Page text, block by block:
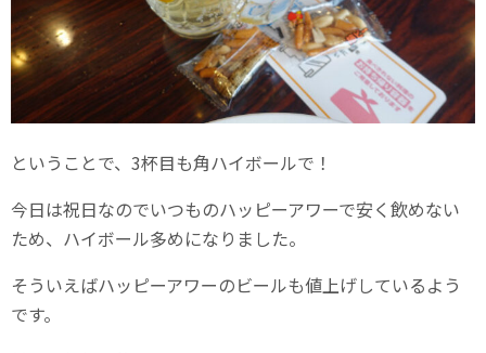
ということで、3杯目も角ハイボールで！
今日は祝日なのでいつものハッピーアワーで安く飲めない
ため、ハイボール多めになりました。
そういえばハッピーアワーのビールも値上げしているよう
です。